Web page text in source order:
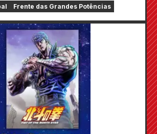
o país a partir de 20 de
poderá adquirir um mini
desenhado (4 tipos no
Frente das Grandes Potências